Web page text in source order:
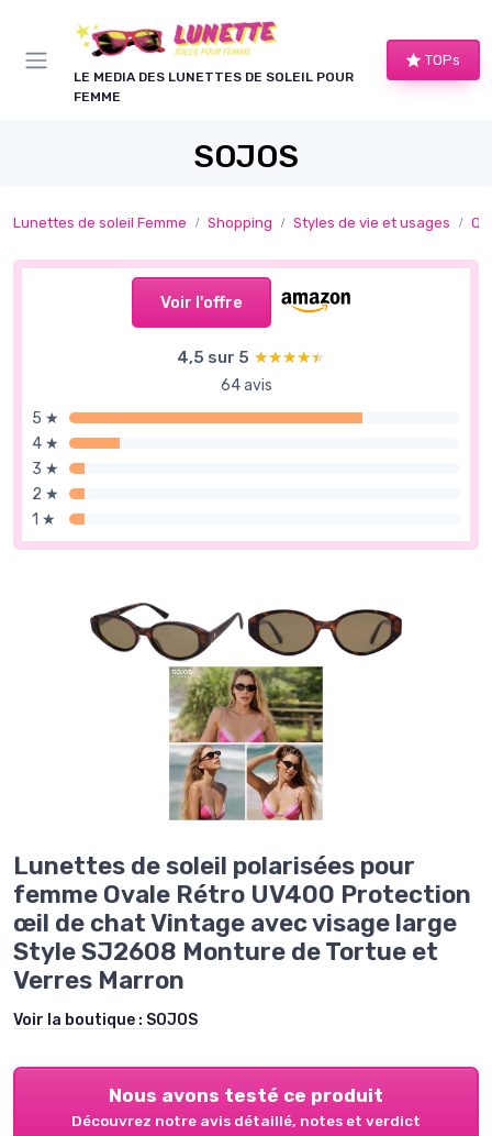
LE MEDIA DES LUNETTES DE SOLEIL POUR
FEMME
TOPs
SOJOS
Lunettes de soleil Femme Shopping Styles de vie et usages
Voir l'offre
4,5 sur 5 ★★★★★
★★★★★
64 avis
5 ★
4 ★
3 ★
2 ★
1 ★
Lunettes de soleil polarisées pour
femme Ovale Rétro UV400 Protection
œil de chat Vintage avec visage large
Style SJ2608 Monture de Tortue et
Verres Marron
Voir la boutique : SOJOS
Nous avons testé ce produit
Découvrez notre avis détaillé, notes et verdict